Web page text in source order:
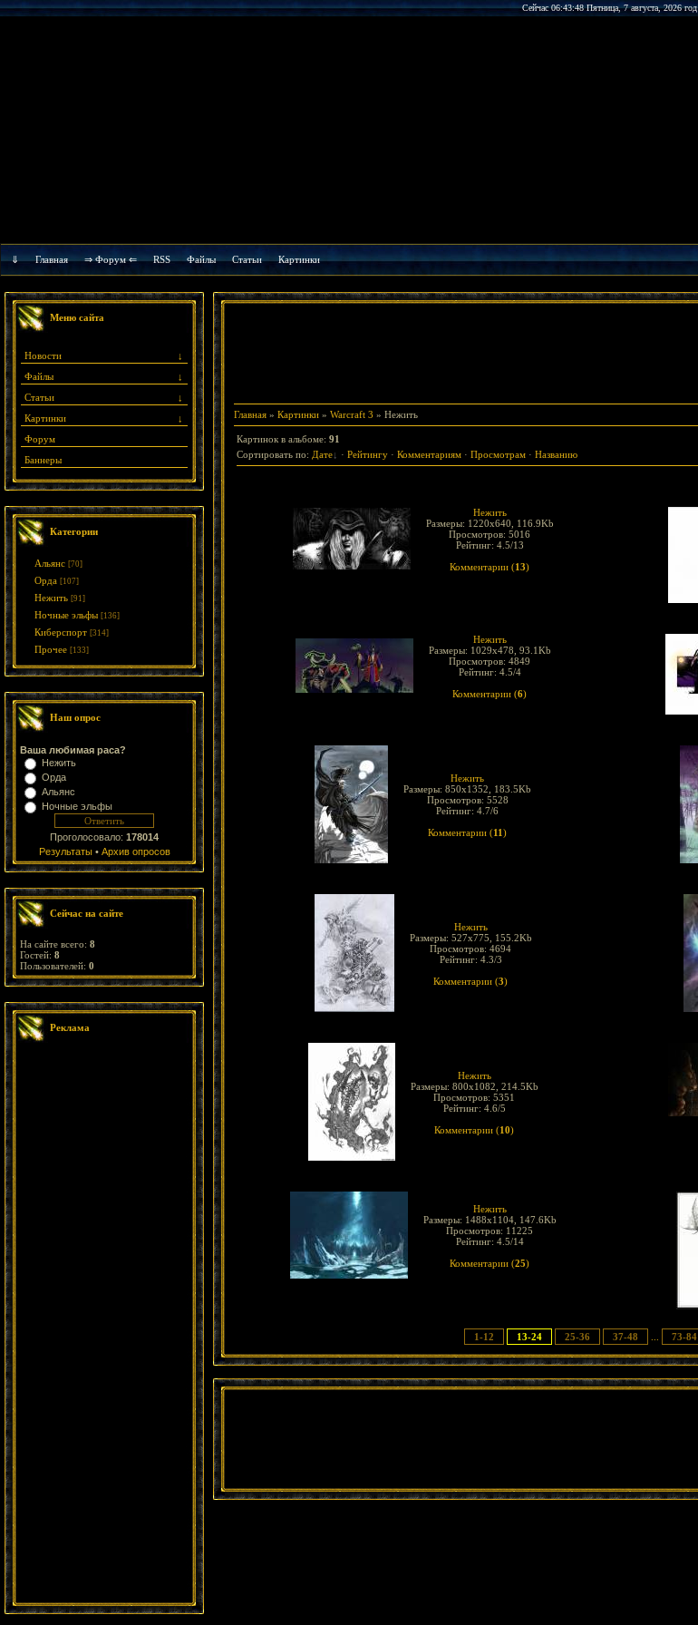
Сейчас 06:43:48 Пятница, 7 августа, 2026 год
⇓ Главная ⇒ Форум ⇐ RSS Файлы Cтатьи Картинки
Меню сайта
↓
Новости
↓
Файлы
↓
Статьи
↓
Картинки
Форум
Баннеры
Категории
Альянс [70]
Орда [107]
Нежить [91]
Ночные эльфы [136]
Киберспорт [314]
Прочее [133]
Наш опрос
Ваша любимая раса?
Нежить
Орда
Альянс
Ночные эльфы
Проголосовало: 178014
Результаты• Архив опросов
Сейчас на сайте
На сайте всего: 8
Гостей: 8
Пользователей: 0
Реклама
Главная » Картинки » Warcraft 3 » Нежить
Картинок в альбоме: 91
Сортировать по: Дате · Рейтингу · Комментариям · Просмотрам · Названию
Нежить
Размеры: 1220x640, 116.9Kb
Просмотров: 5016
Рейтинг: 4.5/13
Комментарии (13)
Нежить
Размеры: 1029x478, 93.1Kb
Просмотров: 4849
Рейтинг: 4.5/4
Комментарии (6)
Нежить
Размеры: 850x1352, 183.5Kb
Просмотров: 5528
Рейтинг: 4.7/6
Комментарии (11)
Нежить
Размеры: 527x775, 155.2Kb
Просмотров: 4694
Рейтинг: 4.3/3
Комментарии (3)
Нежить
Размеры: 800x1082, 214.5Kb
Просмотров: 5351
Рейтинг: 4.6/5
Комментарии (10)
Нежить
Размеры: 1488x1104, 147.6Kb
Просмотров: 11225
Рейтинг: 4.5/14
Комментарии (25)
1-12 13-24 25-36 37-48 73-84